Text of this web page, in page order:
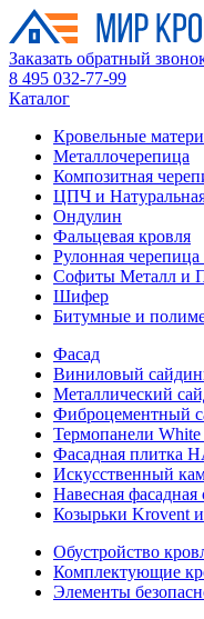
Заказать обратный
8 495 032-77-99
Каталог
Кровельные
Металлочерепица
Композитная
ЦПЧ и
Ондулин
Фальцевая кровля
Рулонная
Софиты Металл и
Шифер
Битумные и
Фасад
Виниловый
Металлический
Фиброцементный
Термопанели
Фасадная плитка
Искусственный
Навесная
Козырьки Krovent
Обустройство
Комплектующие
Элементы